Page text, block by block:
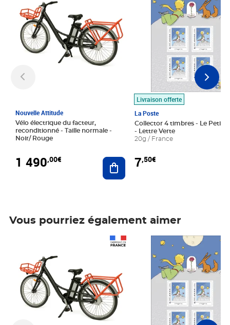
Nouvelle Attitude
Vélo électrique du facteur,
reconditionné - Taille normale -
Noir/ Rouge
1 490,00€ Ajouter au panier
Livraison offerte
La Poste
Collector 4 timbres - Le Petit
- Lettre Verte
20g / France
7,50€
Vous pourriez également aimer
Prix 7,50€